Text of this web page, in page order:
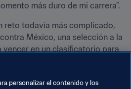
más duro de mi carrera”.
reto todavía más complicado,
México, una selección a la
vencer en un clasificatorio para
a domicilio en vida de
reconocen toda la
personalizar el contenido y los